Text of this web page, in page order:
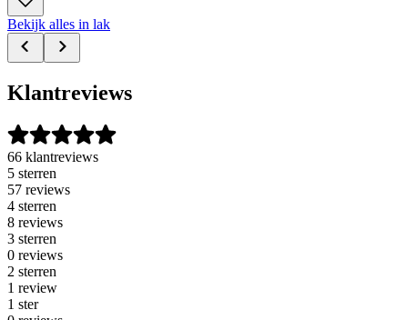
Bekijk alles in lak
Klantreviews
66 klantreviews
5 sterren
57 reviews
4 sterren
8 reviews
3 sterren
0 reviews
2 sterren
1 review
1 ster